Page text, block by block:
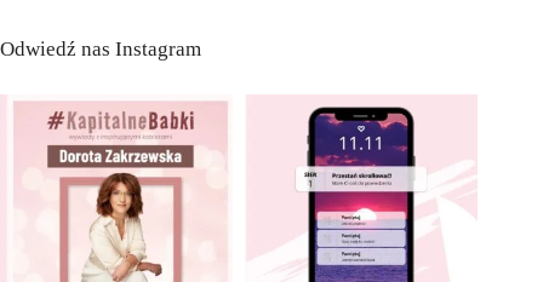
Odwiedź nas Instagram